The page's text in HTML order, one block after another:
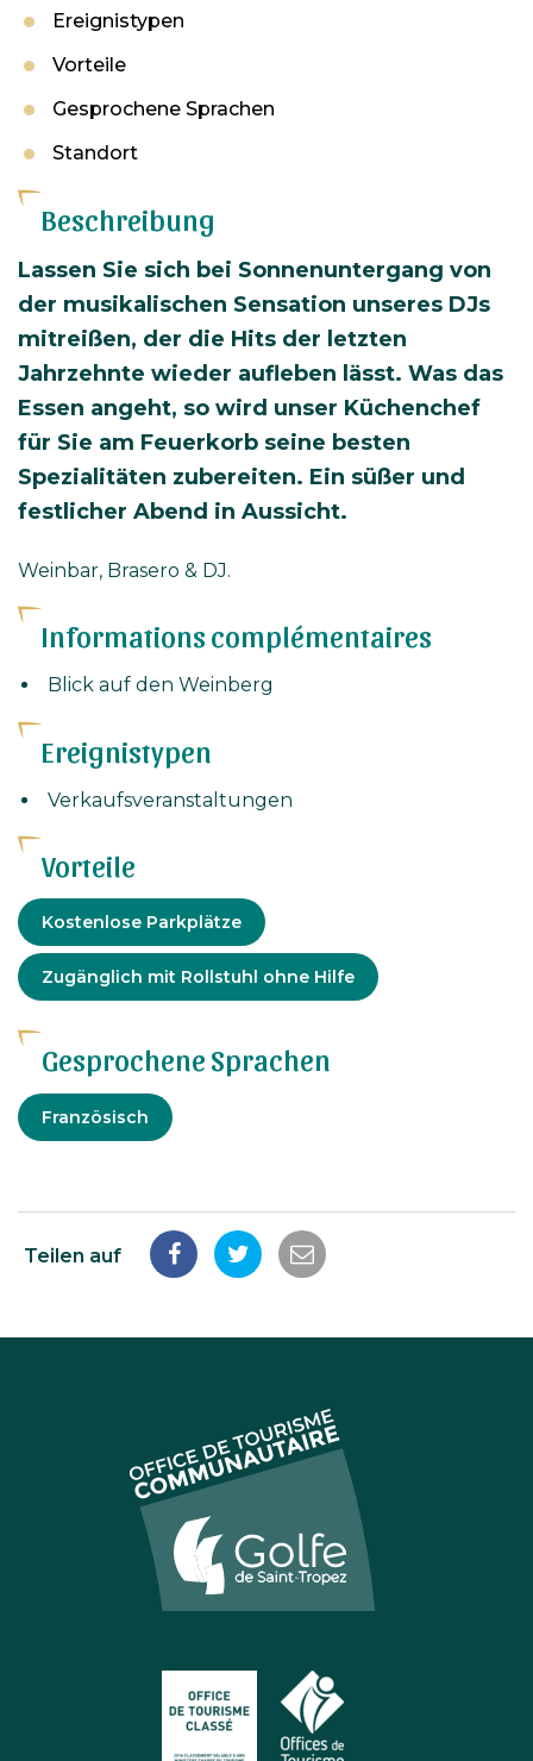
Ereignistypen
Vorteile
Gesprochene Sprachen
Standort
Beschreibung
Lassen Sie sich bei Sonnenuntergang von
der musikalischen Sensation unseres DJs
mitreißen, der die Hits der letzten
Jahrzehnte wieder aufleben lässt. Was das
Essen angeht, so wird unser Küchenchef
für Sie am Feuerkorb seine besten
Spezialitäten zubereiten. Ein süßer und
festlicher Abend in Aussicht.
Weinbar, Brasero & DJ.
Informations complémentaires
Blick auf den Weinberg
Ereignistypen
Verkaufsveranstaltungen
Vorteile
Ausrüstung
Kostenlose Parkplätze
Angepasster
Tourismus
Zugänglich mit Rollstuhl ohne Hilfe
Gesprochene Sprachen
Französisch
Teilen auf
Auf
teilen
Auf
teilen
Per
Mail